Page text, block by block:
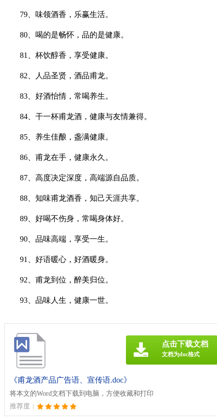
79、味领酒香，乐赢生活。
80、喝的是畅怀，品的是健康。
81、杯饮醇香，享受健康。
82、人品圣贤，酒品甫龙。
83、好酒怡情，常喝养生。
84、干一杯甫龙酒，健康与友情兼得。
85、养生佳酿，盏满健康。
86、甫龙在手，健康永久。
87、高度决定深度，高端源自品质。
88、知味甫龙酒香，知己天涯共享。
89、好喝不伤身，常喝身体好。
90、品味高端，享受一生。
91、好语暖心，好酒暖身。
92、甫龙到位，醉美归位。
93、品味人生，健康一世。
《甫龙酒产品广告语、宣传语.doc》
将本文的Word文档下载到电脑，方便收藏和打印
推荐度：
点击下载文档
文档为doc格式